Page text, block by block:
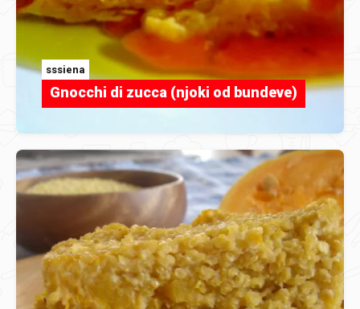
sssiena
Gnocchi di zucca (njoki od bundeve)